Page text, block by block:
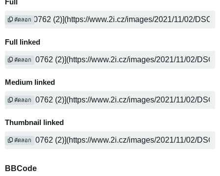
Full
คัดลอก
Full linked
คัดลอก
Medium linked
คัดลอก
Thumbnail linked
คัดลอก
BBCode